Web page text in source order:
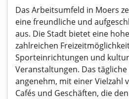
Das Arbeitsumfeld in Moers
eine freundliche und
aus. Die Stadt bietet eine
zahlreichen
Sporteinrichtungen und
Veranstaltungen. Das
angenehm, mit einer Vielzahl
Cafés und Geschäften, die